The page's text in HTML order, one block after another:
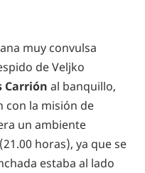
muy convulsa
de Veljko
Carrión al banquillo,
con la misión de
un ambiente
horas), ya que se
estaba al lado